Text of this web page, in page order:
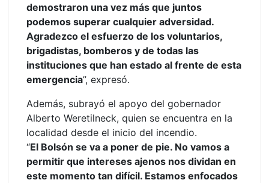
demostraron una vez más que juntos
podemos superar cualquier adversidad.
Agradezco el esfuerzo de los voluntarios,
brigadistas, bomberos y de todas las
instituciones que han estado al frente de esta
emergencia”, expresó.
Además, subrayó el apoyo del gobernador
Alberto Weretilneck, quien se encuentra en la
localidad desde el inicio del incendio.
“El Bolsón se va a poner de pie. No vamos a
permitir que intereses ajenos nos dividan en
este momento tan difícil. Estamos enfocados